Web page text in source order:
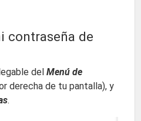
contraseña de
del Menú de
derecha de tu pantalla), y
.